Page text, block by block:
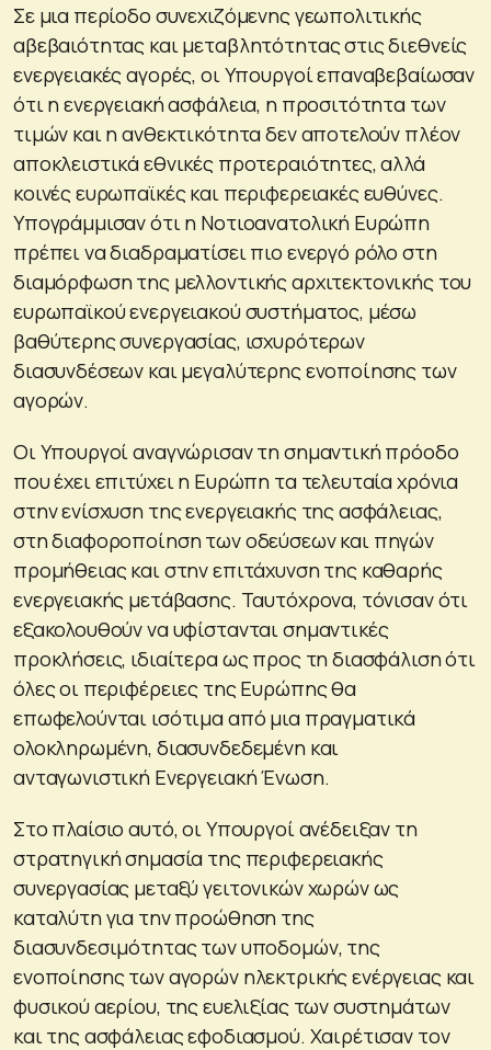
Σε μια περίοδο συνεχιζόμενης γεωπολιτικής
αβεβαιότητας και μεταβλητότητας στις διεθνείς
ενεργειακές αγορές, οι Υπουργοί επαναβεβαίωσαν
ότι η ενεργειακή ασφάλεια, η προσιτότητα των
τιμών και η ανθεκτικότητα δεν αποτελούν πλέον
αποκλειστικά εθνικές προτεραιότητες, αλλά
κοινές ευρωπαϊκές και περιφερειακές ευθύνες.
Υπογράμμισαν ότι η Νοτιοανατολική Ευρώπη
πρέπει να διαδραματίσει πιο ενεργό ρόλο στη
διαμόρφωση της μελλοντικής αρχιτεκτονικής του
ευρωπαϊκού ενεργειακού συστήματος, μέσω
βαθύτερης συνεργασίας, ισχυρότερων
διασυνδέσεων και μεγαλύτερης ενοποίησης των
αγορών.
Οι Υπουργοί αναγνώρισαν τη σημαντική πρόοδο
που έχει επιτύχει η Ευρώπη τα τελευταία χρόνια
στην ενίσχυση της ενεργειακής της ασφάλειας,
στη διαφοροποίηση των οδεύσεων και πηγών
προμήθειας και στην επιτάχυνση της καθαρής
ενεργειακής μετάβασης. Ταυτόχρονα, τόνισαν ότι
εξακολουθούν να υφίστανται σημαντικές
προκλήσεις, ιδιαίτερα ως προς τη διασφάλιση ότι
όλες οι περιφέρειες της Ευρώπης θα
επωφελούνται ισότιμα από μια πραγματικά
ολοκληρωμένη, διασυνδεδεμένη και
ανταγωνιστική Ενεργειακή Ένωση.
Στο πλαίσιο αυτό, οι Υπουργοί ανέδειξαν τη
στρατηγική σημασία της περιφερειακής
συνεργασίας μεταξύ γειτονικών χωρών ως
καταλύτη για την προώθηση της
διασυνδεσιμότητας των υποδομών, της
ενοποίησης των αγορών ηλεκτρικής ενέργειας και
φυσικού αερίου, της ευελιξίας των συστημάτων
και της ασφάλειας εφοδιασμού. Χαιρέτισαν τον